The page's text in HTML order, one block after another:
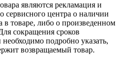
являются рекламация и
сервисного центра о наличии
в товаре, либо о произведенном
сокращения сроков
подробно указать,
возвращаемый товар.